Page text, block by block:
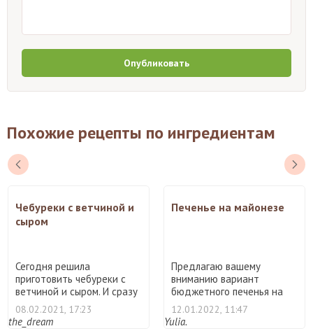
Опубликовать
Похожие рецепты по ингредиентам
Чебуреки с ветчиной и
сыром
Сегодня решила
приготовить чебуреки с
ветчиной и сыром. И сразу
же х ...
08.02.2021, 17:23
the_dream
Печенье на майонезе
Предлагаю вашему
вниманию вариант
бюджетного печенья на
майонезе. Фо ...
12.01.2022, 11:47
Yulia.